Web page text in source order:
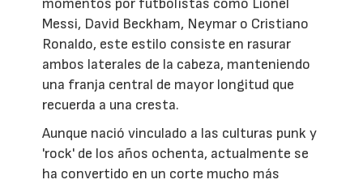
Messi, David Beckham, Neymar o Cristiano
Ronaldo, este estilo consiste en rasurar
ambos laterales de la cabeza, manteniendo
una franja central de mayor longitud que
recuerda a una cresta.
Aunque nació vinculado a las culturas punk y
'rock' de los años ochenta, actualmente se
ha convertido en un corte mucho más